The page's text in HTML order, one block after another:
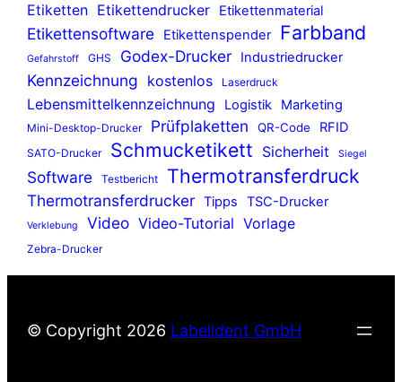
Etiketten Etikettendrucker Etikettenmaterial
Etikettensoftware Etikettenspender Farbband
Gefahrstoff GHS Godex-Drucker Industriedrucker
Kennzeichnung kostenlos Laserdruck
Lebensmittelkennzeichnung Logistik Marketing
Mini-Desktop-Drucker Prüfplaketten QR-Code RFID
SATO-Drucker Schmucketikett Sicherheit Siegel
Software Testbericht Thermotransferdruck
Thermotransferdrucker Tipps TSC-Drucker
Verklebung Video Video-Tutorial Vorlage
Zebra-Drucker
© Copyright 2026 Labelident GmbH